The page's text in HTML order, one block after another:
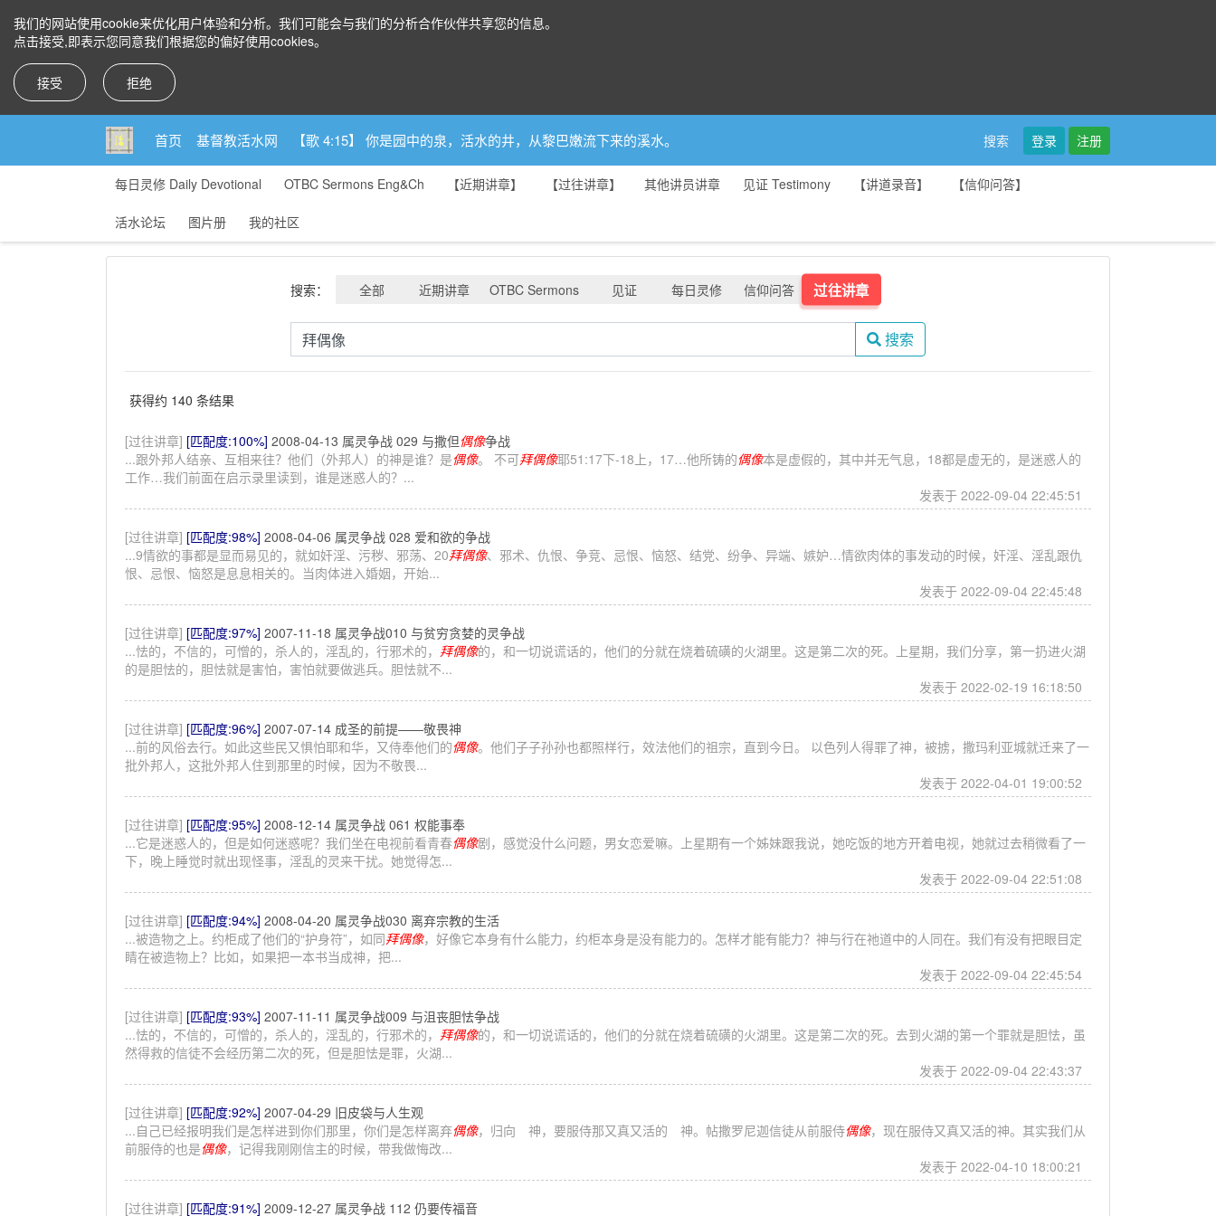
我们的网站使用cookie来优化用户体验和分析。我们可能会与我们的分析合作伙伴共享您的信息。
点击接受,即表示您同意我们根据您的偏好使用cookies。
接受 拒绝
首页 基督教活水网 【歌 4:15】 你是园中的泉，活水的井，从黎巴嫩流下来的溪水。 搜索 登录 注册
每日灵修 Daily Devotional OTBC Sermons Eng&Ch 【近期讲章】 【过往讲章】 其他讲员讲章 见证 Testimony 【讲道录音】 【信仰问答】
活水论坛 图片册 我的社区
搜索： 全部 近期讲章 OTBC Sermons 见证 每日灵修 信仰问答 过往讲章
搜索
获得约 140 条结果
[过往讲章] [匹配度:100%] 2008-04-13 属灵争战 029 与撒但偶像争战
...跟外邦人结亲、互相来往？他们（外邦人）的神是谁？是偶像。 不可拜偶像耶51:17下-18上，17…他所铸的偶像本是虚假的，其中并无气息，18都是虚无的，是迷惑人的
工作…我们前面在启示录里读到，谁是迷惑人的？...
发表于 2022-09-04 22:45:51
[过往讲章] [匹配度:98%] 2008-04-06 属灵争战 028 爱和欲的争战
...9情欲的事都是显而易见的，就如奸淫、污秽、邪荡、20拜偶像、邪术、仇恨、争竞、忌恨、恼怒、结党、纷争、异端、嫉妒…情欲肉体的事发动的时候，奸淫、淫乱跟仇
恨、忌恨、恼怒是息息相关的。当肉体进入婚姻，开始...
发表于 2022-09-04 22:45:48
[过往讲章] [匹配度:97%] 2007-11-18 属灵争战010 与贫穷贪婪的灵争战
...怯的，不信的，可憎的，杀人的，淫乱的，行邪术的， 拜偶像的，和一切说谎话的，他们的分就在烧着硫磺的火湖里。这是第二次的死。上星期，我们分享，第一扔进火湖
的是胆怯的，胆怯就是害怕，害怕就要做逃兵。胆怯就不...
发表于 2022-02-19 16:18:50
[过往讲章] [匹配度:96%] 2007-07-14 成圣的前提——敬畏神
...前的风俗去行。如此这些民又惧怕耶和华，又侍奉他们的偶像。他们子子孙孙也都照样行，效法他们的祖宗，直到今日。 以色列人得罪了神，被掳，撒玛利亚城就迁来了一
批外邦人，这批外邦人住到那里的时候，因为不敬畏...
发表于 2022-04-01 19:00:52
[过往讲章] [匹配度:95%] 2008-12-14 属灵争战 061 权能事奉
...它是迷惑人的，但是如何迷惑呢？我们坐在电视前看青春偶像剧，感觉没什么问题，男女恋爱嘛。上星期有一个姊妹跟我说，她吃饭的地方开着电视，她就过去稍微看了一
下，晚上睡觉时就出现怪事，淫乱的灵来干扰。她觉得怎...
发表于 2022-09-04 22:51:08
[过往讲章] [匹配度:94%] 2008-04-20 属灵争战030 离弃宗教的生活
...被造物之上。约柜成了他们的“护身符”，如同拜偶像，好像它本身有什么能力，约柜本身是没有能力的。怎样才能有能力？神与行在祂道中的人同在。我们有没有把眼目定
睛在被造物上？比如，如果把一本书当成神，把...
发表于 2022-09-04 22:45:54
[过往讲章] [匹配度:93%] 2007-11-11 属灵争战009 与沮丧胆怯争战
...怯的，不信的，可憎的，杀人的，淫乱的，行邪术的， 拜偶像的，和一切说谎话的，他们的分就在烧着硫磺的火湖里。这是第二次的死。去到火湖的第一个罪就是胆怯，虽
然得救的信徒不会经历第二次的死，但是胆怯是罪，火湖...
发表于 2022-09-04 22:43:37
[过往讲章] [匹配度:92%] 2007-04-29 旧皮袋与人生观
...自己已经报明我们是怎样进到你们那里，你们是怎样离弃偶像，归向 神，要服侍那又真又活的 神。帖撒罗尼迦信徒从前服侍偶像，现在服侍又真又活的神。其实我们从
前服侍的也是偶像，记得我刚刚信主的时候，带我做悔改...
发表于 2022-04-10 18:00:21
[过往讲章] [匹配度:91%] 2009-12-27 属灵争战 112 仍要传福音